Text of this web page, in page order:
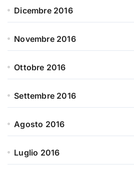
Dicembre 2016
Novembre 2016
Ottobre 2016
Settembre 2016
Agosto 2016
Luglio 2016